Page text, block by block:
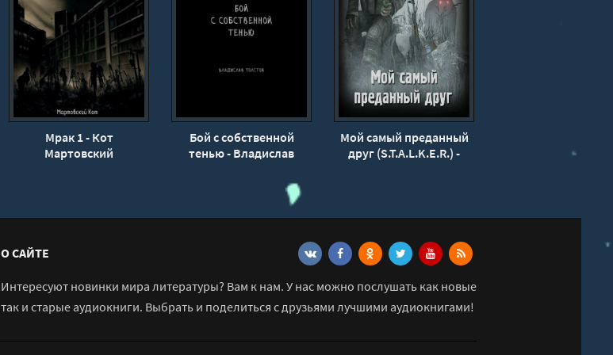
Мрак 1 - Кот
Мартовский
Бой с собственной
тенью - Владислав
Мой самый преданный
друг (S.T.A.L.K.E.R.) -
О САЙТЕ
Интересуют новинки мира литературы? Вам к нам. У нас можно послушать как новые
так и старые аудиокниги. Выбрать и поделиться с друзьями лучшими аудиокнигами!